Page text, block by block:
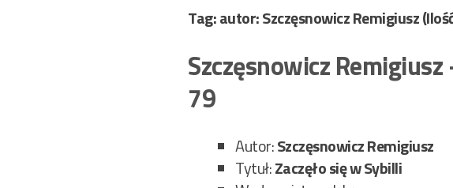
Tag: autor: Szczęsnowicz Remigiusz
Szczęsnowicz
79
Autor:Szczęsnowicz Remigiusz
Tytuł:Zaczęło się w Sybilli